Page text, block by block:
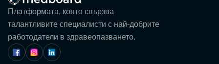
Потребител
Платформата, която свързва
талантливите специалисти с най-добрите
работодатели в здравеопазването.